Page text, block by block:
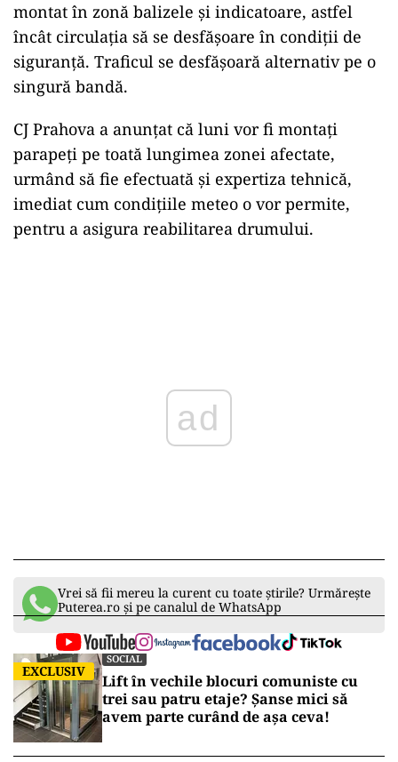
montat în zonă balizele și indicatoare, astfel
încât circulația să se desfășoare în condiții de
siguranță. Traficul se desfășoară alternativ pe o
singură bandă.
CJ Prahova a anunțat că luni vor fi montați
parapeți pe toată lungimea zonei afectate,
urmând să fie efectuată și expertiza tehnică,
imediat cum condițiile meteo o vor permite,
pentru a asigura reabilitarea drumului.
ad
Vrei să fii mereu la curent cu toate știrile? Urmărește
Puterea.ro și pe canalul de WhatsApp
EXCLUSIV
SOCIAL
Lift în vechile blocuri comuniste cu
trei sau patru etaje? Șanse mici să
avem parte curând de așa ceva!